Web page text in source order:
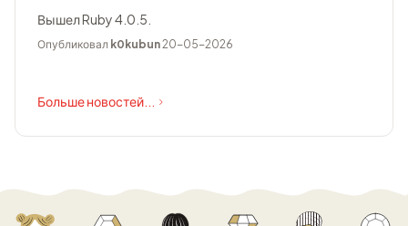
Вышел Ruby 4.0.5.
Опубликовал k0kubun20-05-2026
Больше новостей...